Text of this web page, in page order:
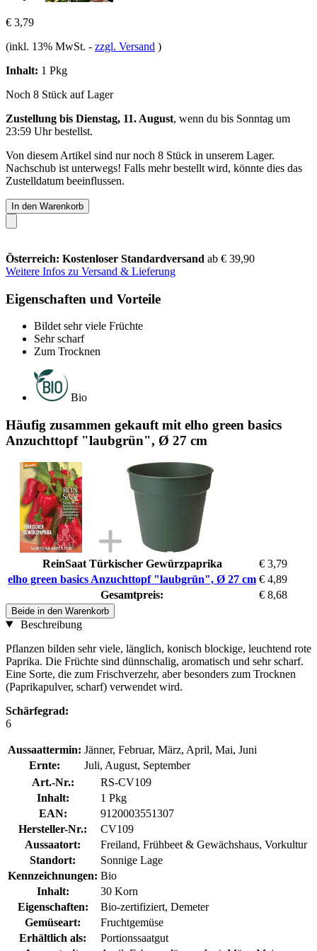
€ 3,79
(inkl. 13% MwSt. - zzgl. Versand )
Inhalt: 1 Pkg
Noch 8 Stück auf Lager
Zustellung bis Dienstag, 11. August, wenn du bis Sonntag um
23:59 Uhrbestellst.
Von diesem Artikel sind nur noch 8 Stück in unserem Lager.
Nachschub ist unterwegs! Falls mehr bestellt wird, könnte dies das
Zustelldatum beeinflussen.
In den Warenkorb
Österreich: Kostenloser Standardversand ab € 39,90
Weitere Infos zu Versand & Lieferung
Eigenschaften und Vorteile
Bildet sehr viele Früchte
Sehr scharf
Zum Trocknen
Bio
Häufig zusammen gekauft mit elho green basics
Anzuchttopf "laubgrün", Ø 27 cm
ReinSaat Türkischer Gewürzpaprika
€ 3,79
elho green basics Anzuchttopf "laubgrün", Ø 27 cm € 4,89
Gesamtpreis:
€ 8,68
Beide in den Warenkorb
Beschreibung
Pflanzen bilden sehr viele, länglich, konisch blockige, leuchtend rote
Paprika. Die Früchte sind dünnschalig, aromatisch und sehr scharf.
Eine Sorte, die zum Frischverzehr, aber besonders zum Trocknen
(Paprikapulver, scharf) verwendet wird.
Schärfegrad:
6
Aussaattermin: Jänner, Februar, März, April, Mai, Juni
Ernte:
Juli, August, September
Art.-Nr.:
RS-CV109
Inhalt:
1 Pkg
EAN:
9120003551307
Hersteller-Nr.:
CV109
Aussaatort:
Freiland, Frühbeet & Gewächshaus, Vorkultur
Standort:
Sonnige Lage
Kennzeichnungen: Bio
Inhalt:
30 Korn
Eigenschaften:
Bio-zertifiziert, Demeter
Gemüseart:
Fruchtgemüse
Erhältlich als:
Portionssaatgut